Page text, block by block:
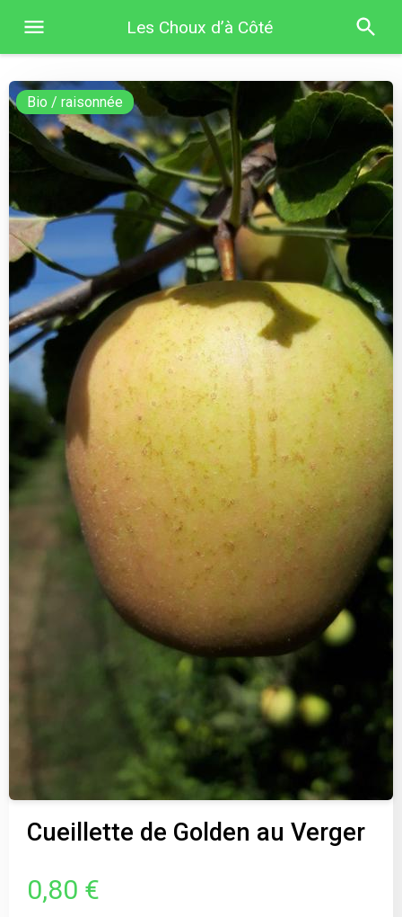
Les Choux d’à Côté
Bio / raisonnée
Cueillette de Golden au Verger
0,80 €